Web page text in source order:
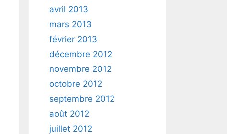
avril 2013
mars 2013
février 2013
décembre 2012
novembre 2012
octobre 2012
septembre 2012
août 2012
juillet 2012